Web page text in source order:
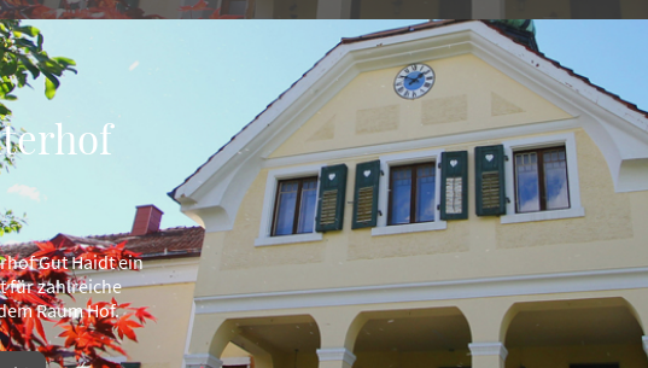
Gut Haidt ein
für zahlreiche
Raum Hof.